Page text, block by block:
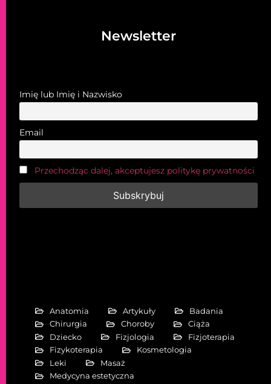
Newsletter
Imię lub Imię i Nazwisko
Email
Przechodząc dalej, akceptujesz politykę prywatności
Anatomia Artykuły
Badania
Chirurgia
Choroby
Ciąża
Dziecko
Fizjologia
Fizjoterapia
Fizykoterapia
Kosmetologia
Leki
Masaż
Medycyna estetyczna